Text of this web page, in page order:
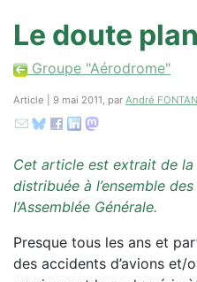
Le doute
Groupe "Aérodrome"
Article | 9 mai 2011, par André
Cet article est extrait de la
distribuée à l’ensemble
l’Assemblée Générale.
Presque tous les ans et
des accidents d’avions et/